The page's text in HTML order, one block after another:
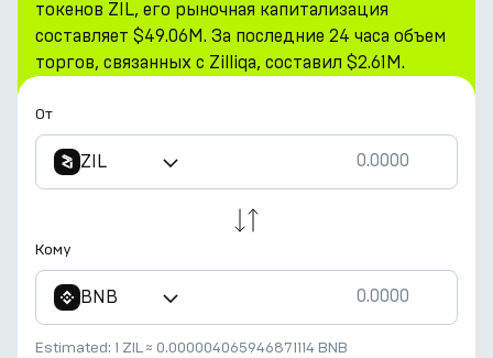
токенов ZIL, его рыночная капитализация
составляет $49.06M. За последние 24 часа объем
торгов, связанных с Zilliqa, составил $2.61M.
От
ZIL
Кому
BNB
Estimated: 1 ZIL≈ 0.000004065946871114 BNB